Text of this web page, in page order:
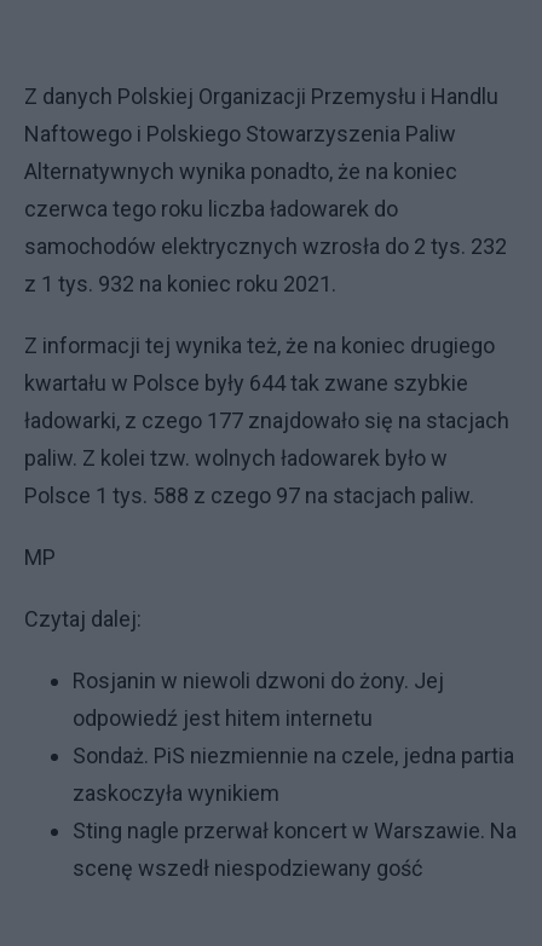
Z danych Polskiej Organizacji Przemysłu i Handlu
Naftowego i Polskiego Stowarzyszenia Paliw
Alternatywnych wynika ponadto, że na koniec
czerwca tego roku liczba ładowarek do
samochodów elektrycznych wzrosła do 2 tys. 232
z 1 tys. 932 na koniec roku 2021.
Z informacji tej wynika też, że na koniec drugiego
kwartału w Polsce były 644 tak zwane szybkie
ładowarki, z czego 177 znajdowało się na stacjach
paliw. Z kolei tzw. wolnych ładowarek było w
Polsce 1 tys. 588 z czego 97 na stacjach paliw.
MP
Czytaj dalej:
Rosjanin w niewoli dzwoni do żony. Jej
odpowiedź jest hitem internetu
Sondaż. PiS niezmiennie na czele, jedna partia
zaskoczyła wynikiem
Sting nagle przerwał koncert w Warszawie. Na
scenę wszedł niespodziewany gość